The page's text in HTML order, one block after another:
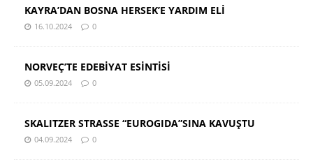
KAYRA’DAN BOSNA HERSEK’E YARDIM ELİ
16.10.2024 0
NORVEÇ’TE EDEBİYAT ESİNTİSİ
05.09.2024 0
SKALITZER STRASSE “EUROGIDA”SINA KAVUŞTU
04.09.2024 0